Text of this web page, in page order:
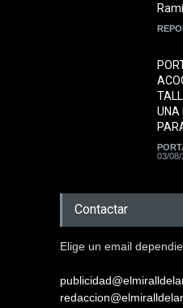
UNA
03/08/
Contactar
Elige un email